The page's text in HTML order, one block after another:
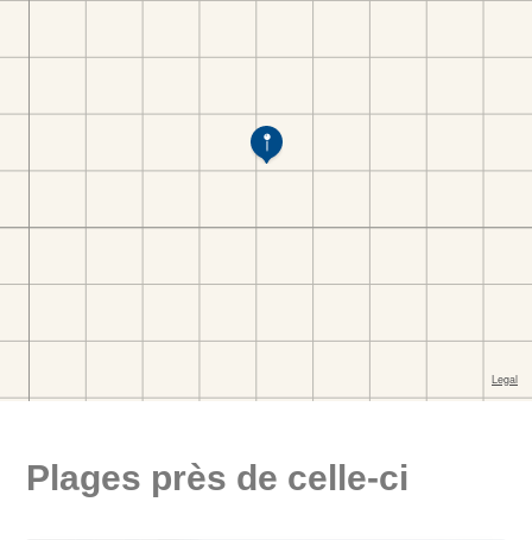
Plages près de celle-ci